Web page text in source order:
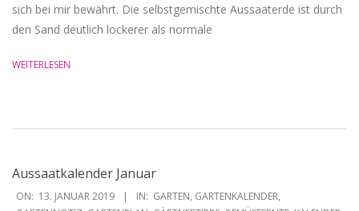
sich bei mir bewährt. Die selbstgemischte Aussaaterde ist durch
den Sand deutlich lockerer als normale
WEITERLESEN
Aussaatkalender Januar
2019-
ON: 13. JANUAR 2019 IN: GARTEN, GARTENKALENDER,